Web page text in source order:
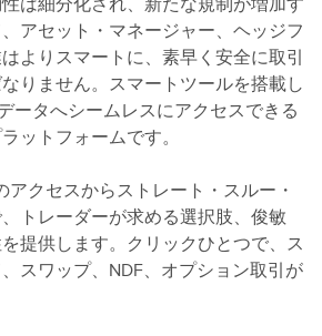
アセット・マネージャー、ヘッジフ
よりスマートに、素早く安全に取引
りません。スマートツールを搭載し
ータへシームレスにアクセスできる
ットフォームです。
アクセスからストレート・スルー・
トレーダーが求める選択肢、俊敏
提供します。クリックひとつで、ス
スワップ、NDF、オプション取引が